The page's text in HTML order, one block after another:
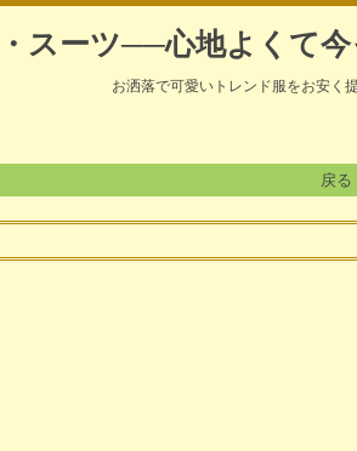
スーツ──心地よくて今
お洒落で可愛いトレンド服をお安く
戻る